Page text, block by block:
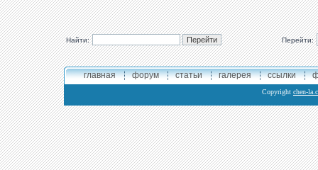
Найти: Перейти:
главная форум статьи галерея ссылки
Copyright chen-